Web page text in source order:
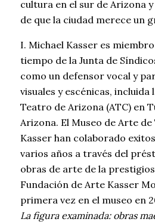
cultura en el sur de Arizona
de que la ciudad merece un
I. Michael Kasser es
tiempo de la Junta de
como un defensor vocal y
visuales y escénicas, incluida
Teatro de Arizona (ATC) en
Arizona. El Museo de Arte de
Kasser han colaborado
varios años a través del
obras de arte de la
Fundación de Arte Kasser
primera vez en el museo en
La figura examinada: obras